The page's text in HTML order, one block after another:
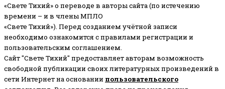
«Свете Тихий» о переводе в авторы сайта (по истечению
времени – и в члены МПЛО
«Свете Тихий»). Перед созданием учётной записи
необходимо ознакомится с правилами регистрации и
пользовательским соглашением.
Сайт "Свете Тихий" предоставляет авторам возможность
свободной публикации своих литературных произведений в
сети Интернет на основании пользовательского